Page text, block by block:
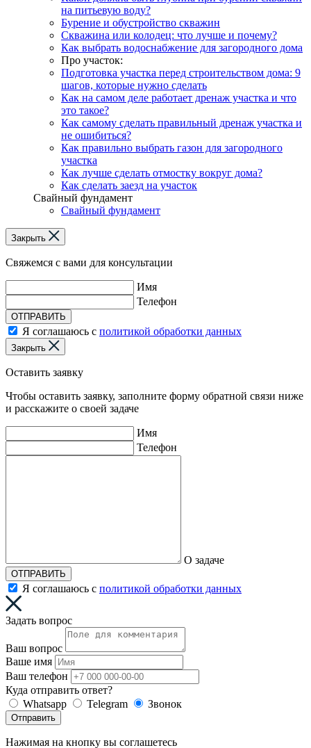
на питьевую воду?
Бурение и обустройство скважин
Скважина или колодец: что лучше и почему?
Как выбрать водоснабжение для загородного дома
Про участок:
Подготовка участка перед строительством дома: 9
шагов, которые нужно сделать
Как на самом деле работает дренаж участка и что
это такое?
Как самому сделать правильный дренаж участка и
не ошибиться?
Как правильно выбрать газон для загородного
участка
Как лучше сделать отмостку вокруг дома?
Как сделать заезд на участок
Свайный фундамент
Свайный фундамент
Закрыть
Свяжемся с вами для консультации
Имя
Телефон
ОТПРАВИТЬ
Я соглашаюсь с политикой обработки данных
Закрыть
Оставить заявку
Чтобы оставить заявку, заполните форму обратной связи ниже
и расскажите о своей задаче
Имя
Телефон
О задаче
ОТПРАВИТЬ
Я соглашаюсь с политикой обработки данных
Задать вопрос
Ваш вопрос
Ваше имя
Ваш телефон
Куда отправить ответ?
Whatsapp
Telegram Звонок
Отправить
Нажимая на кнопку вы соглашетесь